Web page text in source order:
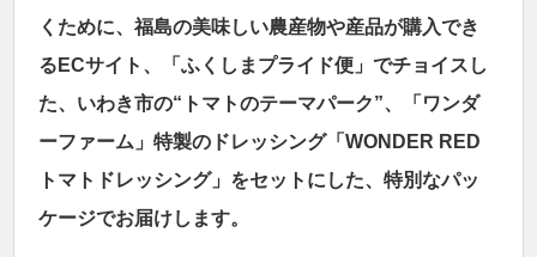
くために、福島の美味しい農産物や産品が購入でき
るECサイト、「ふくしまプライド便」でチョイスし
た、いわき市の“トマトのテーマパーク”、「ワンダ
ーファーム」特製のドレッシング「WONDER RED
トマトドレッシング」をセットにした、特別なパッ
ケージでお届けします。